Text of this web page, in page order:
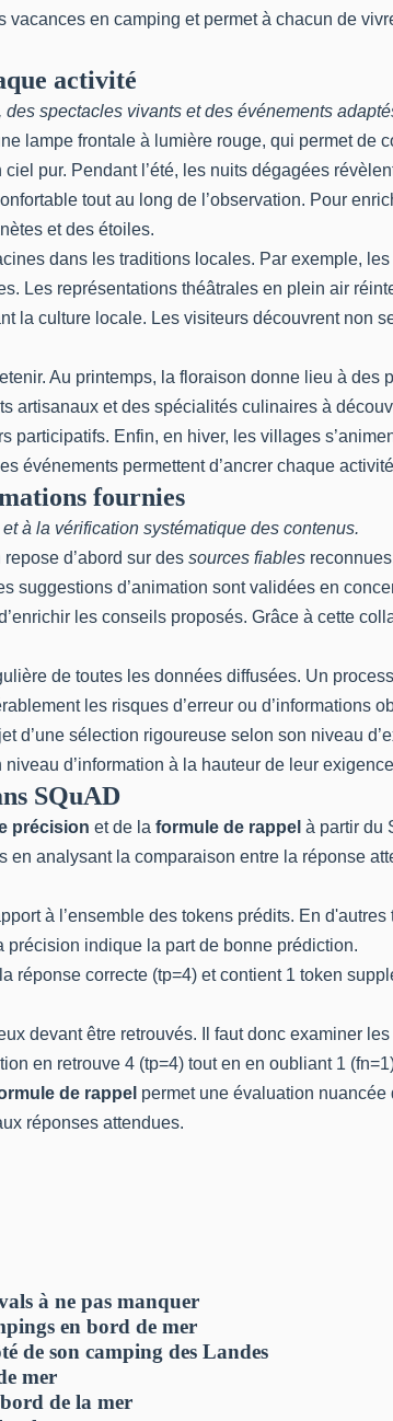
en camping et permet à chacun de
activité
spectacles vivants et des événements
lampe frontale à lumière rouge, qui permet de
pur. Pendant l’été, les nuits dégagées
tout au long de l’observation. Pour
et des étoiles.
dans les traditions locales. Par exemple,
Les représentations théâtrales en plein air
la culture locale. Les visiteurs découvrent non
Au printemps, la floraison donne lieu à
artisanaux et des spécialités culinaires à
Enfin, en hiver, les villages
événements permettent d’ancrer chaque
fournies
à la vérification systématique des contenus.
d’abord sur des sources fiables
suggestions d’animation sont validées en
les conseils proposés. Grâce à cette
de toutes les données diffusées. Un
les risques d’erreur ou d’informations
d’une sélection rigoureuse selon son niveau
d’information à la hauteur de leur
SQuAD
précision et de la formule de rappel à partir du
en analysant la comparaison entre la réponse
à l’ensemble des tokens prédits. En
précision indique la part de bonne prédiction.
correcte (tp=4) et contient 1 token
devant être retrouvés. Il faut donc examiner
en retrouve 4 (tp=4) tout en en oubliant 1
de rappel permet une évaluation
réponses attendues.
à ne pas manquer
en bord de mer
de son camping des Landes
mer
de la mer